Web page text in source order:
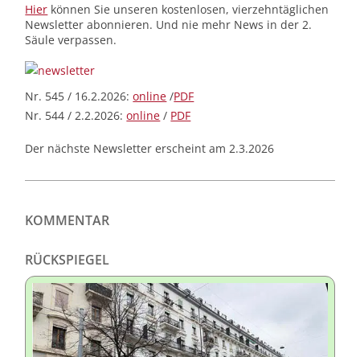
Hier können Sie unseren kostenlosen, vierzehntäglichen
Newsletter abonnieren. Und nie mehr News in der 2.
Säule verpassen.
Nr. 545 / 16.2.2026:online /PDF
Nr. 544 / 2.2.2026:online / PDF
Der nächste Newsletter erscheint am 2.3.2026
KOMMENTAR
RÜCKSPIEGEL